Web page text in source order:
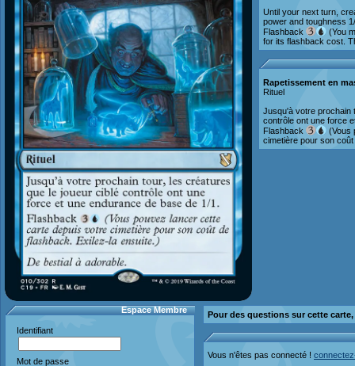
Until your next turn,
power and toughness
Flashback
(You
for its flashback cost.
Rapetissement en
Rituel
Jusqu'à votre prochain
contrôle ont une force
Flashback
(Vous
cimetière pour son
Espace Membre
Identifiant
Mot de passe
Pour des questions sur cette
Vous n'êtes pas connecté !